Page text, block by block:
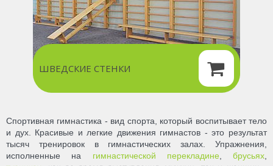
ШВЕДСКИЕ СТЕНКИ
Спортивная гимнастика - вид спорта, который воспитывает тело
и дух. Красивые и легкие движения гимнастов - это результат
тысяч тренировок в гимнастических залах. Упражнения,
исполненные на гимнастической перекладине, брусьях